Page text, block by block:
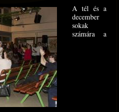
A tél és a
december
sokak
számára a